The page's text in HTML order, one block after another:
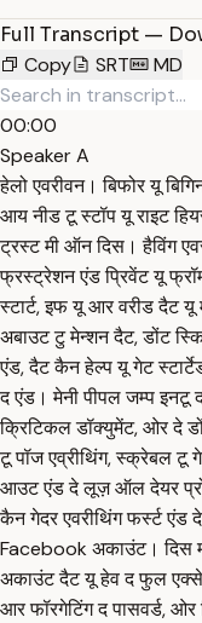
Full Transcript —
Copy
SRT MD
00:00
Speaker A
हेलो एवरीवन। बिफोर यू
आय नीड टू स्टॉप यू राइट
ट्रस्ट मी ऑन दिस। हैविंग
फ्रस्ट्रेशन एंड प्रिवेंट यू
स्टार्ट, इफ यू आर वरीड दैट
अबाउट टु मेन्शन दैट, डोंट
एंड, दैट कैन हेल्प यू गेट
द एंड। मेनी पीपल जम्प इनटू
क्रिटिकल डॉक्युमेंट, ओर दे
टू पॉज एव्रीथिंग, स्क्रेबल टू
आउट एंड दे लूज़ ऑल देयर
कैन गेदर एवरीथिंग फर्स्ट
Facebook अकाउंट। दिस
अकाउंट दैट यू हेव द फुल
आर फॉरगेटिंग द पासवर्ड,